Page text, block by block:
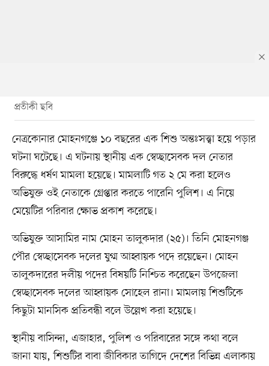
প্রতীকী ছবি
নেত্রকোনার মোহনগঞ্জে ১০ বছরের এক শিশু অন্তঃসত্ত্বা হয়ে পড়ার
ঘটনা ঘটেছে। এ ঘটনায় স্থানীয় এক স্বেচ্ছাসেবক দল নেতার
বিরুদ্ধে ধর্ষণ মামলা হয়েছে। মামলাটি গত ২ মে করা হলেও
অভিযুক্ত ওই নেতাকে গ্রেপ্তার করতে পারেনি পুলিশ। এ নিয়ে
মেয়েটির পরিবার ক্ষোভ প্রকাশ করেছে।
অভিযুক্ত আসামির নাম মোহন তালুকদার (২৫)। তিনি মোহনগঞ্জ
পৌর স্বেচ্ছাসেবক দলের যুগ্ম আহ্বায়ক পদে রয়েছেন। মোহন
তালুকদারের দলীয় পদের বিষয়টি নিশ্চিত করেছেন উপজেলা
স্বেচ্ছাসেবক দলের আহ্বায়ক সোহেল রানা। মামলায় শিশুটিকে
কিছুটা মানসিক প্রতিবন্ধী বলে উল্লেখ করা হয়েছে।
স্থানীয় বাসিন্দা, এজাহার, পুলিশ ও পরিবারের সঙ্গে কথা বলে
জানা যায়, শিশুটির বাবা জীবিকার তাগিদে দেশের বিভিন্ন এলাকায়